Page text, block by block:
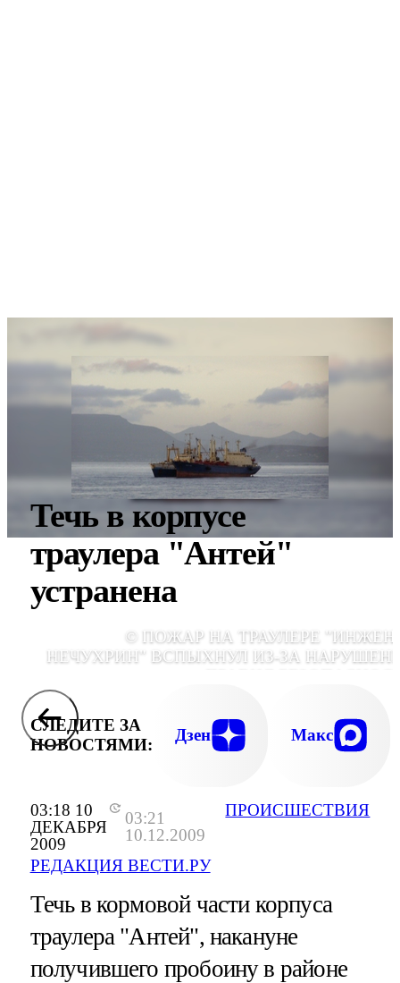
03:18 10
ДЕКАБРЯ
2009
03:21
10.12.2009
РЕДАКЦИЯ ВЕСТИ.РУ
ПРОИСШЕСТВИЯ
Течь в корпусе
траулера "Антей"
устранена
© ПОЖАР НА ТРАУЛЕРЕ
НЕЧУХРИН" ВСПЫХНУЛ ИЗ-ЗА
СЛЕДИТЕ ЗА
НОВОСТЯМИ:
Дзен Макс
Течь в кормовой части корпуса
траулера "Антей", накануне
получившего пробоину в районе